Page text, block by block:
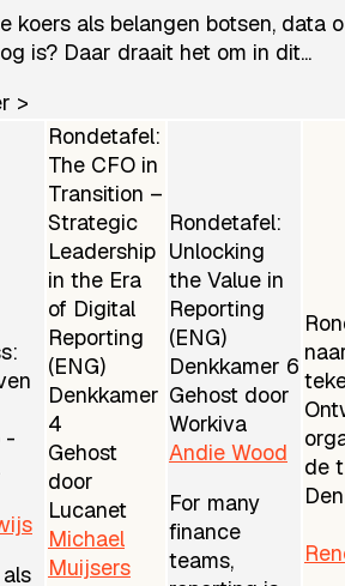
koers als belangen botsen, data
is? Daar draait het om in dit...
>
-
Rondetafel:
The CFO in
Transition –
Strategic
Leadership
in the Era
of Digital
Reporting
(ENG)
Denkkamer
4
Gehost
door
Lucanet
Michael
Muijsers
Rondetafel:
Unlocking
the Value in
Reporting
(ENG)
Denkkamer 6
Gehost door
Workiva
Andie Wood
For many
finance
teams,
de